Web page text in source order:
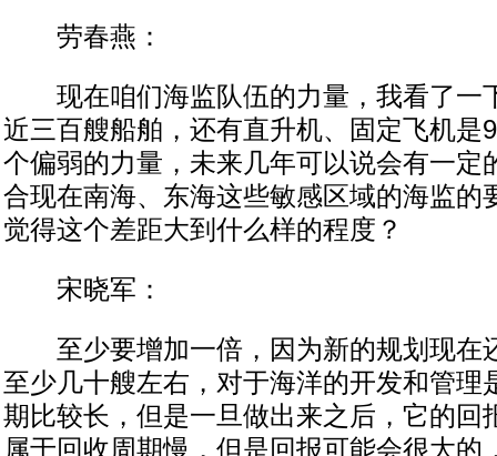
劳春燕：
现在咱们海监队伍的力量，我看了一
近三百艘船舶，还有直升机、固定飞机是
个偏弱的力量，未来几年可以说会有一定
合现在南海、东海这些敏感区域的海监的
觉得这个差距大到什么样的程度？
宋晓军：
至少要增加一倍，因为新的规划现在
至少几十艘左右，对于海洋的开发和管理
期比较长，但是一旦做出来之后，它的回
属于回收周期慢，但是回报可能会很大的